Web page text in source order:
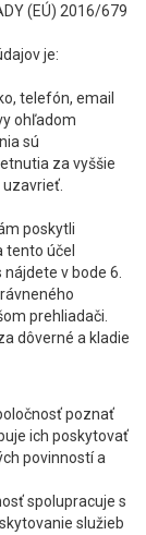
(EÚ) 2016/679
je:
telefón, email
ohľadom
sú
za vyššie
poskytli
tento účel
v bode 6.
prehliadači.
dôverné a kladie
poznať
ich poskytovať
povinností a
spolupracuje s
služieb